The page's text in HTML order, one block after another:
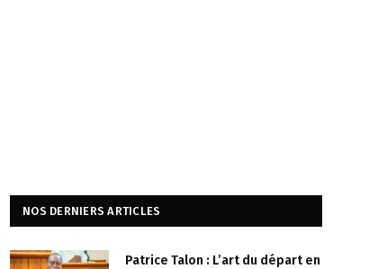
NOS DERNIERS ARTICLES
Patrice Talon : L’art du départ en